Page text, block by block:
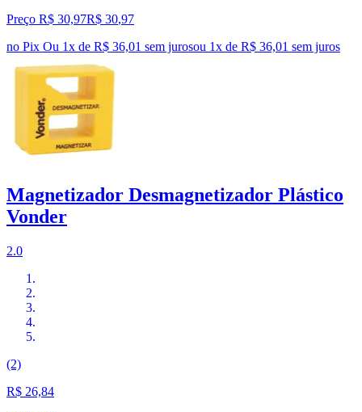
Preço R$ 30,97R$ 30,97
no Pix Ou 1x de R$ 36,01 sem jurosou 1x de R$ 36,01 sem juros
Magnetizador Desmagnetizador Plástico
Vonder
2.0
(2)
R$ 26,84